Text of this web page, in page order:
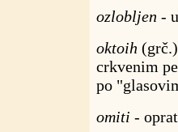
ozlobljen -
oktoih
crkvenim
po
omiti -